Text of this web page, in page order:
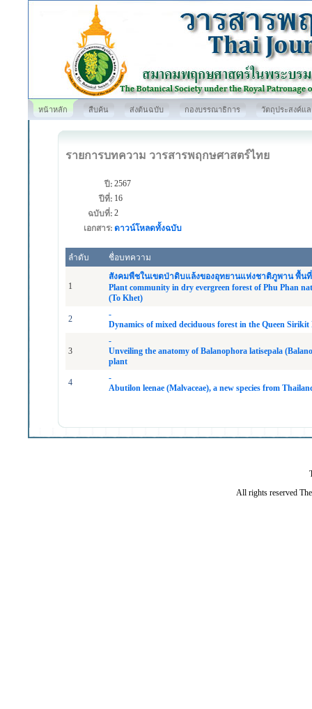
หน้าหลัก สืบค้น ส่งต้นฉบับ กองบรรณาธิการ วัตถุประสงค์แ
รายการบทความ วารสารพฤกษศาสตร์ไทย
ปี: 2567
ปีที่: 16
ฉบับที่: 2
เอกสาร: ดาวน์โหลดทั้งฉบับ
ลำดับ ชื่อบทความ
1
สังคมพืชในเขตป่าดิบแล้งของอุทยานแห่งชาติภูพาน พื้
Plant community in dry evergreen forest of Phu Phan
(To Khet)
2
-
Dynamics of mixed deciduous forest in the Queen
3
-
Unveiling the anatomy of Balanophora latisepala
plant
4
-
Abutilon leenae (Malvaceae), a new species from
All rights reserved